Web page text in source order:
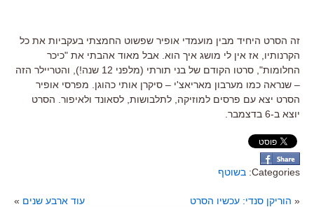
זה הסרט היחיד מבין מועמדי אופיר שפשוט החמצתי בעקביות את כל
הקרנותיו, אז אין לי מושג איך הוא. אבל מאוד אהבתי את "כיכר
החלומות", סרטו הקודם של בני תורתי (מלפני 12 שנה!), והטריילר הזה
– שנראה כמו מערבון מאריאצ'י – סיקרן אותי כהוגן. מפרסי אופיר
הסרט יצא עם פרסים למוזיקה, לתלבושות, לסאונד ולאיפור. הסרט
יוצא ב-6 בדצמבר.
Categories: בשוטף
« הוריקן סנדי: עכשיו הסרט עוד ארבע שנים »